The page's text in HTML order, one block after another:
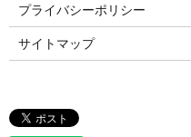
プライバシーポリシー
サイトマップ